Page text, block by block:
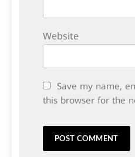
Website
Save my name,
this browser for the